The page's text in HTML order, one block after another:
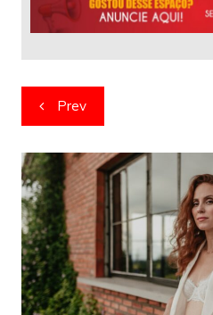
Navegação
de
artigos
Prev